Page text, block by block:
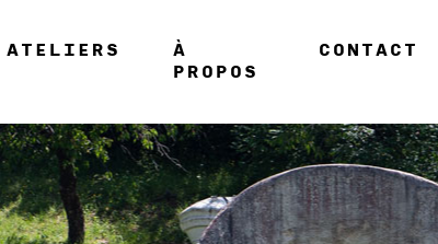
ATELIERS
À
PROPOS
CONTACT